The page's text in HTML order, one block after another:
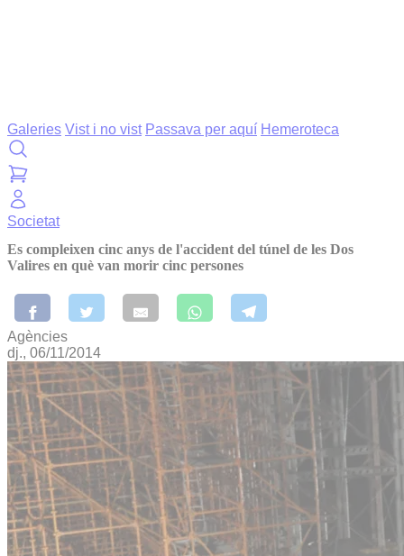
Galeries Vist i no vist Passava per aquí Hemeroteca
Societat
Es compleixen cinc anys de l'accident del túnel de les Dos
Valires en què van morir cinc persones
Agències
dj., 06/11/2014